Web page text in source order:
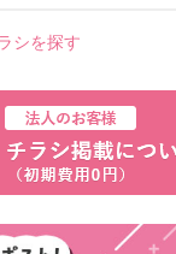
シを探す